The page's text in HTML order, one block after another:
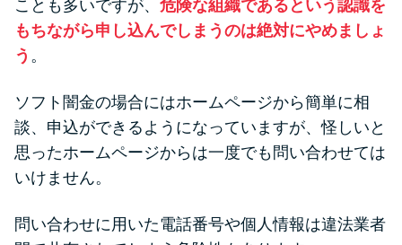
ことも多いですが、 危険な組織であるという認識を
もちながら申し込んでしまうのは絶対にやめましょ
う 。
ソフト闇金の場合にはホームページから簡単に相
談、申込ができるようになっていますが、怪しいと
思ったホームページからは一度でも問い合わせては
いけません。
問い合わせに用いた電話番号や個人情報は違法業者